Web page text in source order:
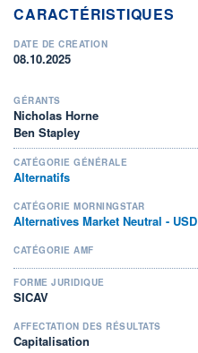
CARACTÉRISTIQUES
DATE DE CRÉATION
08.10.2025
GÉRANTS
Nicholas Horne
Ben Stapley
CATÉGORIE GÉNÉRALE
Alternatifs
CATÉGORIE MORNINGSTAR
Alternatives Market Neutral - USD
CATÉGORIE AMF
FORME JURIDIQUE
SICAV
AFFECTATION DES RÉSULTATS
Capitalisation